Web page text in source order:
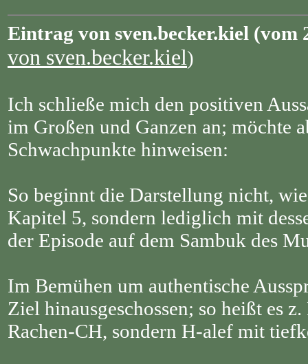
Eintrag von sven.becker.kiel (vom
von sven.becker.kiel)
Ich schließe mich den positiven
im Großen und Ganzen an; möchte
Schwachpunkte hinweisen:
So beginnt die Darstellung nicht,
Kapitel 5, sondern lediglich mit
der Episode auf dem Sambuk des
Im Bemühen um authentische
Ziel hinausgeschossen; so heißt es
Rachen-CH, sondern H-alef mit